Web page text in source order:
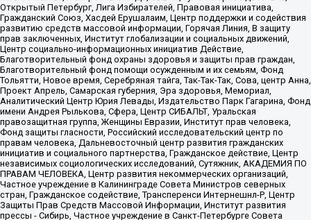
Открытый Петербург, Лига Избирателей, Правовая инициатива,
Гражданский Союз, Хасдей Ерушалаим, Центр поддержки и содействия
развитию средств массовой информации, Горячая Линия, В защиту
прав заключенных, Институт глобализации и социальных движений,
Центр социально-информационных инициатив Действие,
Благотворительный фонд охраны здоровья и защиты прав граждан,
Благотворительный фонд помощи осужденным и их семьям, Фонд
Тольятти, Новое время, Серебряная тайга, Так-Так-Так, Сова, центр Анна,
Проект Апрель, Самарская губерния, Эра здоровья, Мемориал,
Аналитический Центр Юрия Левады, Издательство Парк Гагарина, Фонд
имени Андрея Рылькова, Сфера, Центр СИБАЛЬТ, Уральская
правозащитная группа, Женщины Евразии, Институт прав человека,
Фонд защиты гласности, Российский исследовательский центр по
правам человека, Дальневосточный центр развития гражданских
инициатив и социального партнерства, Гражданское действие, Центр
независимых социологических исследований, Сутяжник, АКАДЕМИЯ ПО
ПРАВАМ ЧЕЛОВЕКА, Центр развития некоммерческих организаций,
Частное учреждение в Калининграде Совета Министров северных
стран, Гражданское содействие, Трансперенси Интернешнл-Р, Центр
Защиты Прав Средств Массовой Информации, Институт развития
прессы - Сибирь, Частное учреждение в Санкт-Петербурге Совета